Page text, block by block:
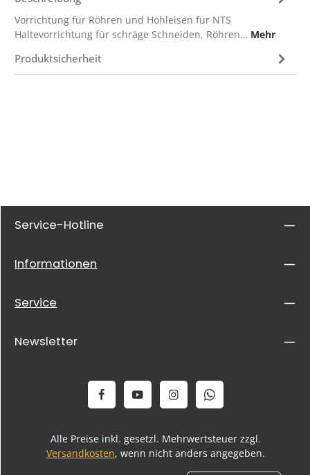
Vorrichtung für Röhren und Hohleisen für NTS
Haltevorrichtung für schräge Schneiden, Röhren… Mehr
Produktsicherheit
Service-Hotline
Informationen
Service
Newsletter
Alle Preise inkl. gesetzl. Mehrwertsteuer zzgl.
Versandkosten, wenn nicht anders angegeben.